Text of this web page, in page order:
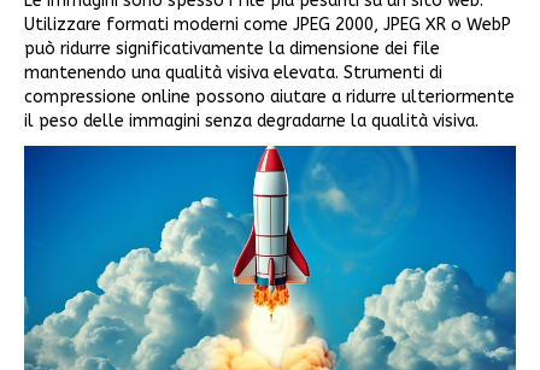
Utilizzare formati moderni come JPEG 2000, JPEG XR o WebP
può ridurre significativamente la dimensione dei file
mantenendo una qualità visiva elevata. Strumenti di
compressione online possono aiutare a ridurre ulteriormente
il peso delle immagini senza degradarne la qualità visiva.